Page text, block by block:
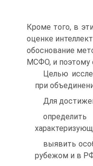
Кроме того, в
оценке
обоснование
МСФО, и поэтому
Целью
при
Для
выявить
рубежом и в